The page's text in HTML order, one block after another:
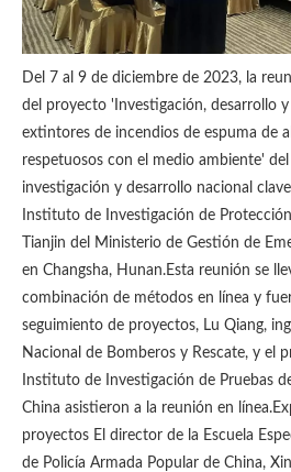
Del 7 al 9 de diciembre de 2023, la
del proyecto 'Investigación, desarrollo
extintores de incendios de espuma de
respetuosos con el medio ambiente'
investigación y desarrollo nacional
Instituto de Investigación de
Tianjin del Ministerio de Gestión de
en Changsha, Hunan.Esta reunión se
combinación de métodos en línea y
seguimiento de proyectos, Lu Qiang,
Nacional de Bomberos y Rescate, y el
Instituto de Investigación de Pruebas
China asistieron a la reunión en
proyectos El director de la Escuela
de Policía Armada Popular de China,